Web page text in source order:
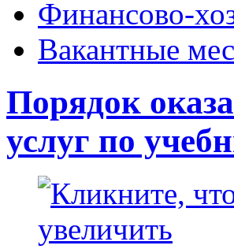
Финансово-
Вакантные
Порядок
услуг по